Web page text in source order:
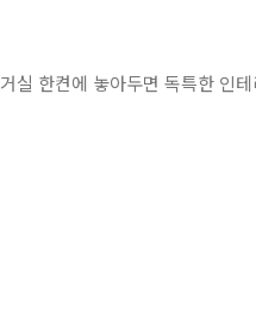
거실 한켠에 놓아두면 독특한 인